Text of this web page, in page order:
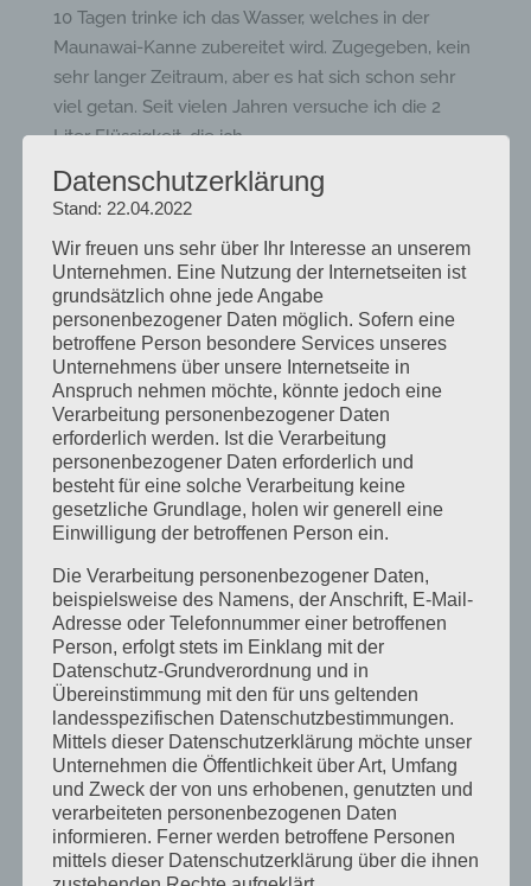
10 Tagen trinke ich das Wasser, welches in der
Maunawai-Kanne zubereitet wird. Zugegeben, kein
sehr langer Zeitraum, aber es hat sich schon sehr
viel getan. Seit vielen Jahren versuche ich die 2
Liter Flüssigkeit, die ich...
Thomas R.
Uncategorized
ich möchte mich noch einmal bei Ihnen für die
kompetente Beratung bedanken. Alles Gute und
bis bald
Martin K.
vonSusanne Kadzidroga |März 22, 2021|
Uncategorized
Teilnahme am Kurs einer der besten Maßnahmen
für mich und meine Gesundheit.Für mich waren
einige Fakten zu den Stoffwechselvorgängen neu
und wie/was ich dazu beitragen kann. Dadurch bin
ich jetzt in der erfreulichen Lage...
Christine M.
vonSusanne Kadzidroga|März 22, 2021|
Uncategorized
Datenschutzerklärung
Stand: 22.04.2022
Wir freuen uns sehr über Ihr Interesse an unserem
Unternehmen. Eine Nutzung der Internetseiten ist
grundsätzlich ohne jede Angabe
personenbezogener Daten möglich. Sofern eine
betroffene Person besondere Services unseres
Unternehmens über unsere Internetseite in
Anspruch nehmen möchte, könnte jedoch eine
Verarbeitung personenbezogener Daten
erforderlich werden. Ist die Verarbeitung
personenbezogener Daten erforderlich und
besteht für eine solche Verarbeitung keine
gesetzliche Grundlage, holen wir generell eine
Einwilligung der betroffenen Person ein.
Die Verarbeitung personenbezogener Daten,
beispielsweise des Namens, der Anschrift, E-Mail-
Adresse oder Telefonnummer einer betroffenen
Person, erfolgt stets im Einklang mit der
Datenschutz-Grundverordnung und in
Übereinstimmung mit den für uns geltenden
landesspezifischen Datenschutzbestimmungen.
Mittels dieser Datenschutzerklärung möchte unser
Unternehmen die Öffentlichkeit über Art, Umfang
und Zweck der von uns erhobenen, genutzten und
verarbeiteten personenbezogenen Daten
informieren. Ferner werden betroffene Personen
mittels dieser Datenschutzerklärung über die ihnen